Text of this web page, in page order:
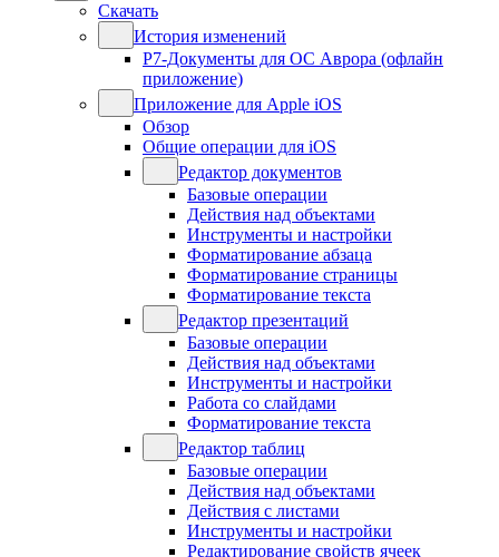
Скачать
История изменений
Р7-Документы для ОС Аврора (офлайн
приложение)
Приложение для Apple iOS
Обзор
Общие операции для iOS
Редактор документов
Базовые операции
Действия над объектами
Инструменты и настройки
Форматирование абзаца
Форматирование страницы
Форматирование текста
Редактор презентаций
Базовые операции
Действия над объектами
Инструменты и настройки
Работа со слайдами
Форматирование текста
Редактор таблиц
Базовые операции
Действия над объектами
Действия с листами
Инструменты и настройки
Редактирование свойств ячеек